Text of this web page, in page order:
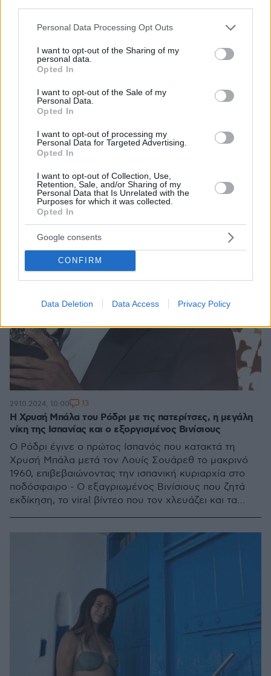
Please note that this website/app uses one or more Google
not limited to your visit or usage behaviour. You may click to
grant or deny consent to Google and its third-party tags to
use your data for below specified purposes in below Google
consent section.
Personal Data Processing Opt Outs
I want to opt-out of the Sharing of my
personal data.
Opted In
I want to opt-out of the Sale of my
Personal Data.
Opted In
I want to opt-out of processing my
Personal Data for Targeted Advertising.
Opted In
I want to opt-out of Collection, Use,
Retention, Sale, and/or Sharing of my
Personal Data that Is Unrelated with the
Purposes for which it was collected.
Opted In
Google consents
CONFIRM
Data Deletion Data Access Privacy Policy
και Μπονμάτι
Η νικήτρια της Χρυσής Μπάλας γυναικών κι ο νικητής
συλλογή ρούχων και η Μπάρτσα μια νέα πηγή
εσόδων
04.11.2024, 23:02
Η Χρυσή Μπάλα του Ρόδρι με τις πατερίτσες, η μεγάλη
νίκη της Ισπανίας και ο εξοργισμένος Βινίσιους
Ο Ρόδρι έγινε ο πρώτος Ισπανός που κατακτά τη
Χρυσή Μπάλα μετά τον Λουίς Σουάρεθ το μακρινό
1960, επιβεβαιώνοντας την ισπανική κυριαρχία στο
ποδόσφαιρο - Ο εξαγριωμένος Βινίσιους που ζητά
εκδίκηση, το viral βίντεο που τον χλευάζει και τα
29.10.2024, 10:00 13